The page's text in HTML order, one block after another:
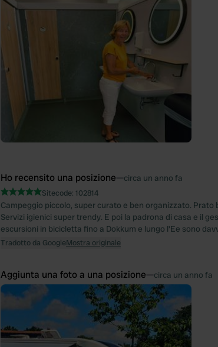
Ho recensito una posizione—circa un anno fa
Sitecode: 102814
Campeggio piccolo, super curato e ben organizzato.
Servizi igienici super trendy. E poi la padrona di casa e il
escursioni in bicicletta fino a Dokkum e lungo l'Ee sono
Tradotto da GoogleMostra originale
Aggiunta una foto a una posizione—circa un anno fa